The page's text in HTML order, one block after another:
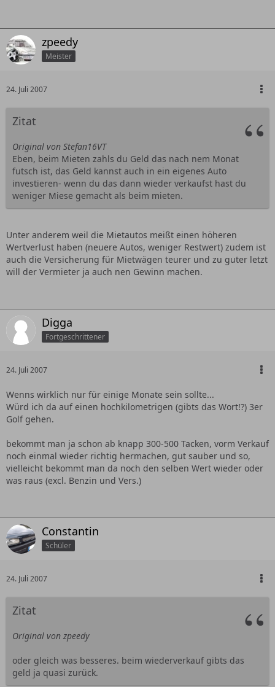
zpeedy
Meister
24. Juli 2007
Zitat
Original von Stefan16VT
Eben, beim Mieten zahls du Geld das nach nem Monat
futsch ist, das Geld kannst auch in ein eigenes Auto
investieren- wenn du das dann wieder verkaufst hast du
weniger Miese gemacht als beim mieten.
Unter anderem weil die Mietautos meißt einen höheren
Wertverlust haben (neuere Autos, weniger Restwert) zudem ist
auch die Versicherung für Mietwägen teurer und zu guter letzt
will der Vermieter ja auch nen Gewinn machen.
Digga
Fortgeschrittener
24. Juli 2007
Wenns wirklich nur für einige Monate sein sollte...
Würd ich da auf einen hochkilometrigen (gibts das Wort!?) 3er
Golf gehen.
bekommt man ja schon ab knapp 300-500 Tacken, vorm Verkauf
noch einmal wieder richtig hermachen, gut sauber und so,
vielleicht bekommt man da noch den selben Wert wieder oder
was raus (excl. Benzin und Vers.)
Constantin
Schüler
24. Juli 2007
Zitat
Original von zpeedy
oder gleich was besseres. beim wiederverkauf gibts das
geld ja quasi zurück.